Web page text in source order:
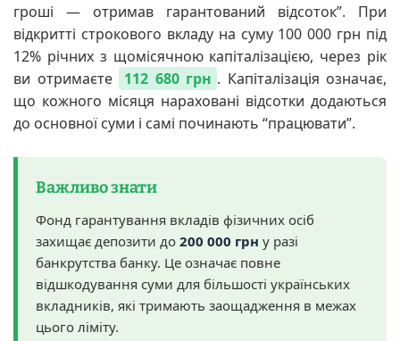
гроші — отримав гарантований відсоток”. При
відкритті строкового вкладу на суму 100 000 грн під
12% річних з щомісячною капіталізацією, через рік
ви отримаєте
112 680 грн . Капіталізація означає,
що кожного місяця нараховані відсотки додаються
до основної суми і самі починають “працювати”.
Важливо знати
Фонд гарантування вкладів фізичних осіб
захищає депозити до 200 000 грн у разі
банкрутства банку. Це означає повне
відшкодування суми для більшості українських
вкладників, які тримають заощадження в межах
цього ліміту.